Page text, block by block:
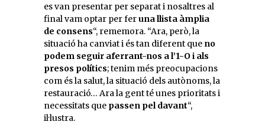
es van presentar per separat i nosaltres al
final vam optar per feruna llista àmplia
de consens“, rememora. “Ara, però, la
situació ha canviat i és tan diferent que no
podem seguir aferrant-nos a l’1-O i als
presos polítics; tenim més preocupacions
com és la salut, la situació dels autònoms, la
restauració… Ara la gent té unes prioritats i
necessitats que passen pel davant“,
il·lustra.